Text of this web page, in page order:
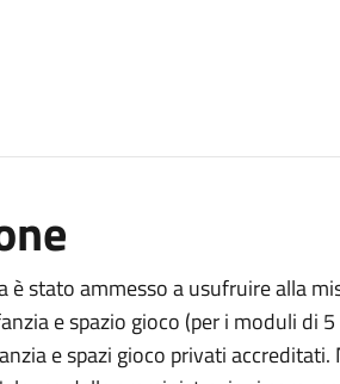
è stato ammesso a usufruire alla
e spazio gioco (per i moduli di
e spazi gioco privati accreditati.